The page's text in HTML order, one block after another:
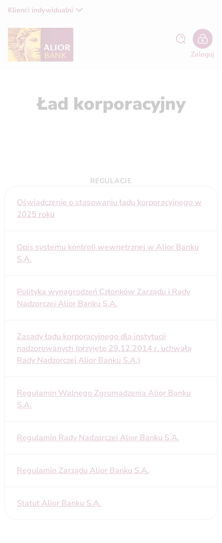
Klienci indywidualni
Zaloguj
Ład korporacyjny
REGULACJE
Oświadczenie o stosowaniu ładu korporacyjnego w
2025 roku
Opis systemu kontroli wewnętrznej w Alior Banku
S.A.
Polityka wynagrodzeń Członków Zarządu i Rady
Nadzorczej Alior Banku S.A.
Zasady ładu korporacyjnego dla instytucji
nadzorowanych (przyjęte 29.12.2014 r. uchwałą
Rady Nadzorczej Alior Banku S.A.)
Regulamin Walnego Zgromadzenia Alior Banku
S.A.
Regulamin Rady Nadzorczej Alior Banku S.A.
Regulamin Zarządu Alior Banku S.A.
Statut Alior Banku S.A.